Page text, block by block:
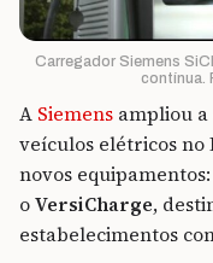
Carregador Siemens
contínua.
A Siemens ampliou
veículos elétricos no
novos
oVersiCharge,
estabelecimentos